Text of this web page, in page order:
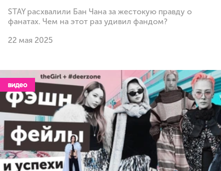
STAY расхвалили Бан Чана за жестокую правду о
фанатах. Чем на этот раз удивил фандом?
22 мая 2025
видео